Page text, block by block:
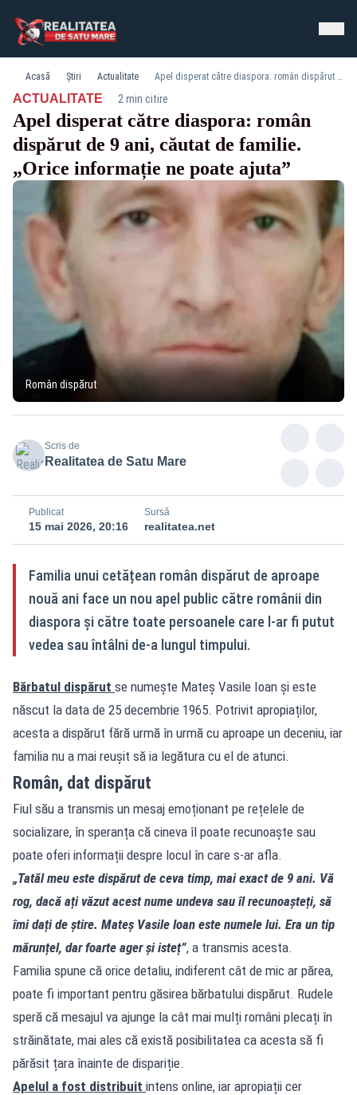
Acasă Știri Actualitate Apel disperat către diaspora: român dispărut de 9 ani, căutat de familie. „Orice informație ne poate ajuta”
ACTUALITATE· 2 min citire
Apel disperat către diaspora: român
dispărut de 9 ani, căutat de familie.
„Orice informație ne poate ajuta”
Român dispărut
Scris de
Realitatea de Satu Mare
Publicat
15 mai 2026, 20:16
Sursă
realitatea.net
Familia unui cetățean român dispărut de aproape
nouă ani face un nou apel public către românii din
diaspora și către toate persoanele care l-ar fi putut
vedea sau întâlni de-a lungul timpului.
Bărbatul dispărut se numește Mateș Vasile Ioan și este
născut la data de 25 decembrie 1965. Potrivit apropiaților,
acesta a dispărut fără urmă în urmă cu aproape un deceniu, iar
familia nu a mai reușit să ia legătura cu el de atunci.
Român, dat dispărut
Fiul său a transmis un mesaj emoționant pe rețelele de
socializare, în speranța că cineva îl poate recunoaște sau
poate oferi informații despre locul în care s-ar afla.
„Tatăl meu este dispărut de ceva timp, mai exact de 9 ani. Vă
rog, dacă ați văzut acest nume undeva sau îl recunoașteți, să
îmi dați de știre. Mateș Vasile Ioan este numele lui. Era un tip
mărunțel, dar foarte ager și isteț”, a transmis acesta.
Familia spune că orice detaliu, indiferent cât de mic ar părea,
poate fi important pentru găsirea bărbatului dispărut. Rudele
speră că mesajul va ajunge la cât mai mulți români plecați în
străinătate, mai ales că există posibilitatea ca acesta să fi
părăsit țara înainte de dispariție.
Apelul a fost distribuit intens online, iar apropiații cer